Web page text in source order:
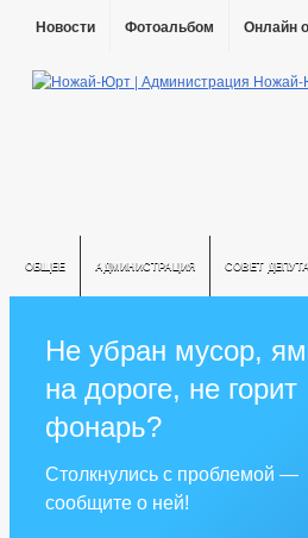
Новости Фотоальбом Онлайн
ОБЩЕЕ АДМИНИСТРАЦИЯ СОВЕТ
Не убран мусор,
на дороге, не горит
фонарь?
Столкнулись с проблемой —
сообщите о ней!